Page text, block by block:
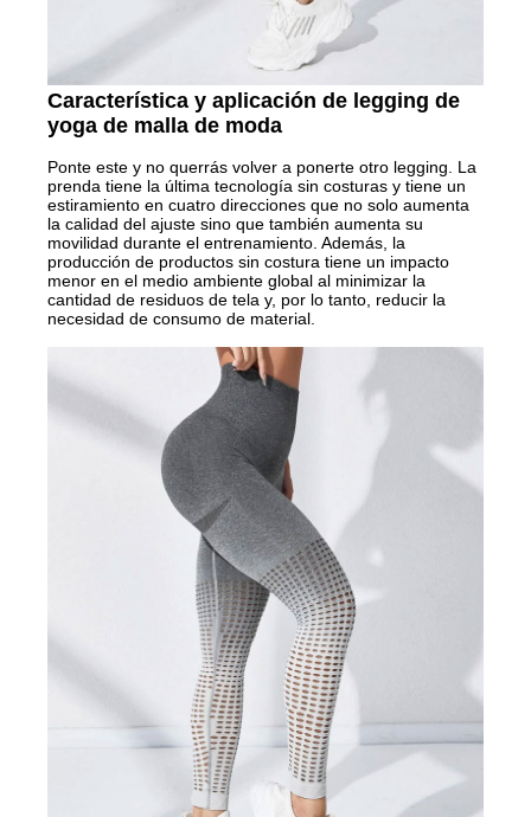
Característica y aplicación de legging de
yoga de malla de moda
Ponte este y no querrás volver a ponerte otro legging. La
prenda tiene la última tecnología sin costuras y tiene un
estiramiento en cuatro direcciones que no solo aumenta
la calidad del ajuste sino que también aumenta su
movilidad durante el entrenamiento. Además, la
producción de productos sin costura tiene un impacto
menor en el medio ambiente global al minimizar la
cantidad de residuos de tela y, por lo tanto, reducir la
necesidad de consumo de material.